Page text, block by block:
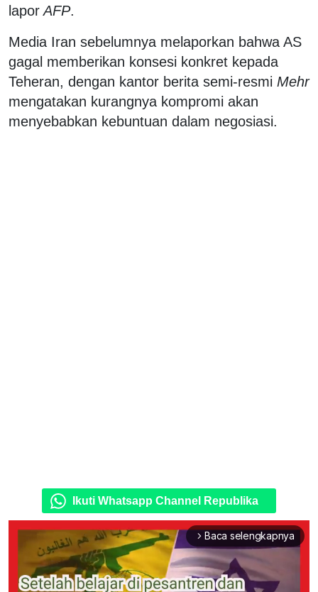
laporAFP.
Media Iran sebelumnya melaporkan bahwa AS
gagal memberikan konsesi konkret kepada
Teheran, dengan kantor berita semi-resmi Mehr
mengatakan kurangnya kompromi akan
menyebabkan kebuntuan dalam negosiasi.
Ikuti Whatsapp Channel Republika
arrow_forward_ios Baca selengkapnya